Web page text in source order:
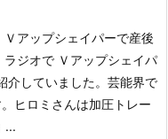
Ｖアップシェイパーで産後
ラジオで Ｖアップシェイパ
介していました。芸能界で
ヒロミさんは加圧トレー
...